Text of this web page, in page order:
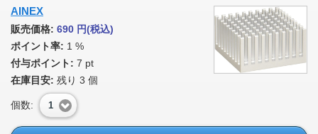
AINEX
販売価格: 690 円(税込)
ポイント率: 1 %
付与ポイント: 7 pt
在庫目安: 残り 3 個
個数: 1